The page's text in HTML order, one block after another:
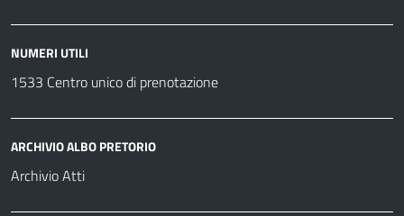
NUMERI UTILI
1533 Centro unico di prenotazione
ARCHIVIO ALBO PRETORIO
Archivio Atti